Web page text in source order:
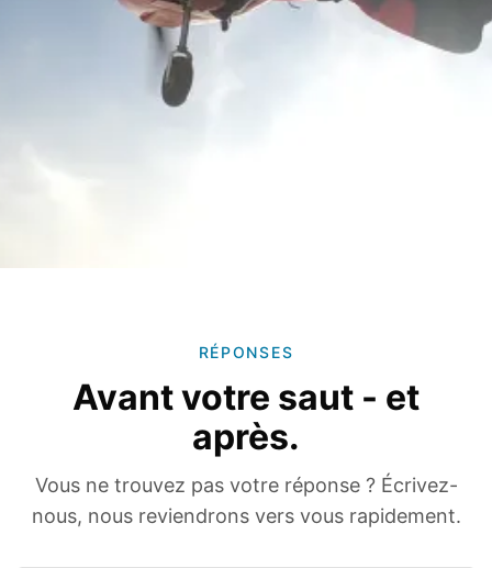
RÉPONSES
Avant votre saut - et
après.
Vous ne trouvez pas votre réponse ? Écrivez-
nous, nous reviendrons vers vous rapidement.